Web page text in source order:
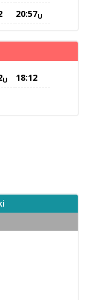
20:57U
U
18:12